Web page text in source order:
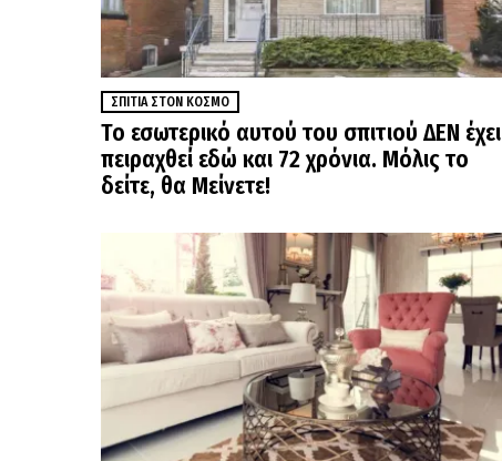
ΣΠΊΤΙΑ ΣΤΟΝ ΚΌΣΜΟ
Το εσωτερικό αυτού του σπιτιού ΔΕΝ έχει
πειραχθεί εδώ και 72 χρόνια. Μόλις το
δείτε, θα Μείνετε!